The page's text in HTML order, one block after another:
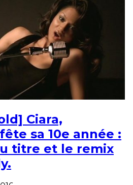
Ciara,
sa 10e année :
titre et le remix